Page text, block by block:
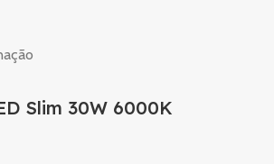
Slim 30W 6000K